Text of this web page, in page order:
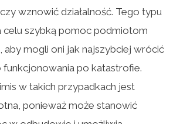
wznowić działalność. Tego typu
celu szybką pomoc podmiotom
mogli oni jak najszybciej wrócić
po katastrofie.
w takich przypadkach jest
ponieważ może stanowić